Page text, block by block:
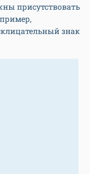
присутствовать
знак